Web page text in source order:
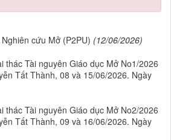
cứu Mở (P2PU) (12/06/2026)
thác Tài nguyên Giáo dục Mở No1/2026
Tất Thành, 08 và 15/06/2026. Ngày
thác Tài nguyên Giáo dục Mở No2/2026
Tất Thành, 09 và 16/06/2026. Ngày